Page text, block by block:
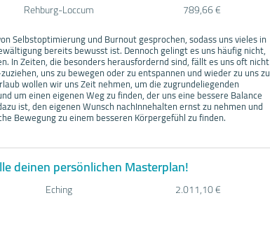
Rehburg-Loccum 789,66 €
Selbstoptimierung und Burnout gesprochen, sodass uns vieles in
bereits bewusst ist. Dennoch gelingt es uns häufig nicht,
In Zeiten, die besonders herausfordernd sind, fällt es uns oft nicht
uns zu bewegen oder zu entspannen und wieder zu uns zu
wollen wir uns Zeit nehmen, um die zugrundeliegenden
um einen eigenen Weg zu finden, der uns eine bessere Balance
ist, den eigenen Wunsch nachInnehalten ernst zu nehmen und
Bewegung zu einem besseren Körpergefühl zu finden.
deinen persönlichen Masterplan!
Eching
2.011,10 €